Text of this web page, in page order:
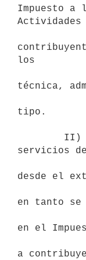
Impuesto a
Actividades
los
técnica,
tipo.
servicios
desde el
en tanto
en el
a